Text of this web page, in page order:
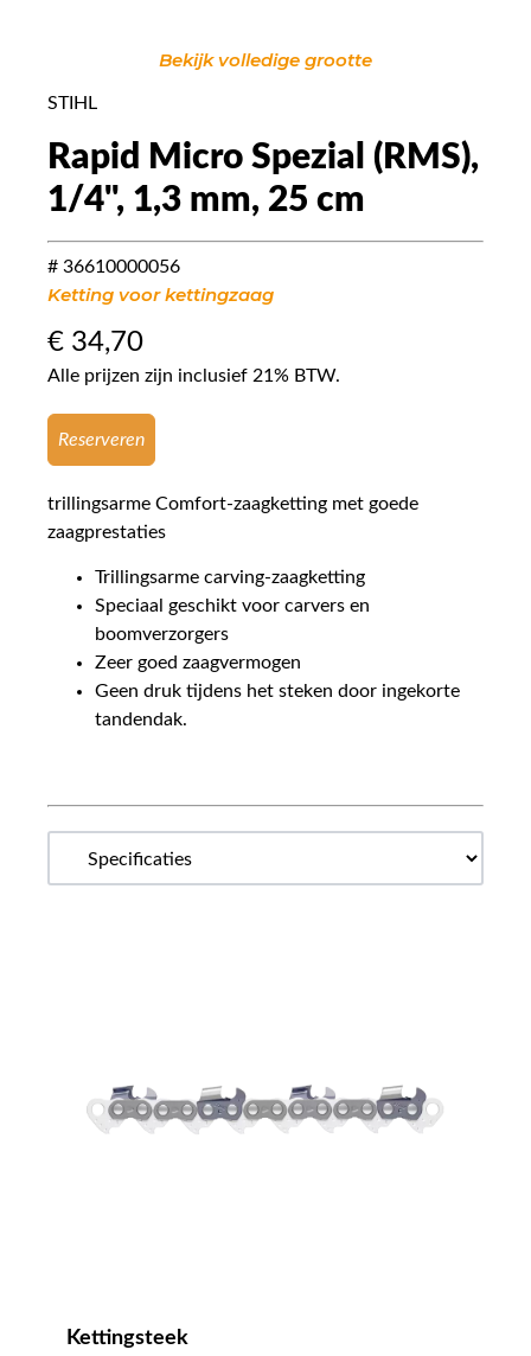
Bekijk volledige grootte
STIHL
Rapid Micro Spezial (RMS),
1/4", 1,3 mm, 25 cm
# 36610000056
Ketting voor kettingzaag
€ 34,70
Alle prijzen zijn inclusief 21% BTW.
Reserveren
trillingsarme Comfort-zaagketting met goede
zaagprestaties
Trillingsarme carving-zaagketting
Speciaal geschikt voor carvers en
boomverzorgers
Zeer goed zaagvermogen
Geen druk tijdens het steken door ingekorte
tandendak.
Kettingsteek